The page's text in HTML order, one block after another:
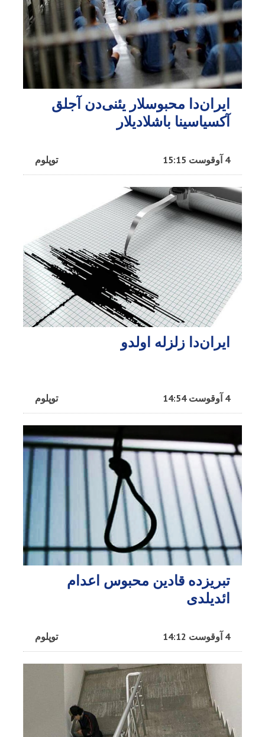
ایران‌دا محبوسلار یئنی‌دن آجلق
آکسیاسینا باشلادیلار
توپلوم 4 آوقوست 15:15
ایران‌دا زلزله اولدو
توپلوم 4 آوقوست 14:54
تبریزده قادین محبوس اعدام
ائدیلدی
توپلوم 4 آوقوست 14:12